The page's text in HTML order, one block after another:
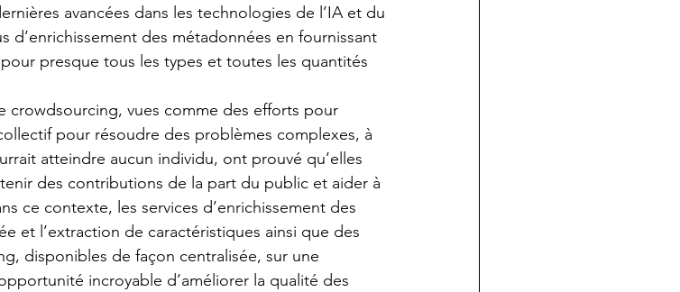
avancées dans les technologies de l’IA et du
d’enrichissement des métadonnées en fournissant
presque tous les types et toutes les quantités
crowdsourcing, vues comme des efforts pour
pour résoudre des problèmes complexes, à
atteindre aucun individu, ont prouvé qu’elles
des contributions de la part du public et aider à
ce contexte, les services d’enrichissement des
et l’extraction de caractéristiques ainsi que des
disponibles de façon centralisée, sur une
incroyable d’améliorer la qualité des